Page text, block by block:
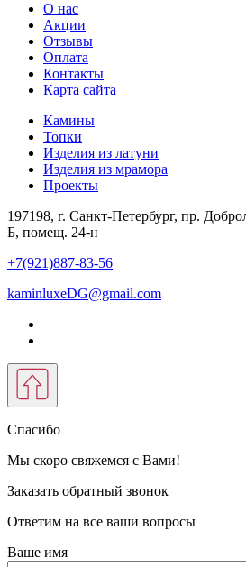
О нас
Акции
Отзывы
Оплата
Контакты
Карта сайта
Камины
Топки
Изделия из латуни
Изделия из мрамора
Проекты
197198, г. Санкт-Петербург, пр.
Б, помещ. 24-н
+7(921)887-83-56
kaminluxeDG@gmail.com
Спасибо
Мы скоро свяжемся с Вами!
Заказать обратный звонок
Ответим на все ваши вопросы
Ваше имя